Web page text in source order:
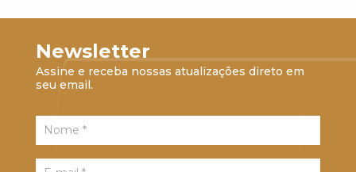
Newsletter
Assine e receba nossas atualizações direto em
seu email.